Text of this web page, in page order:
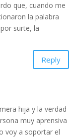
que, cuando me
la palabra
surte, la
Reply
hija y la verdad
muy aprensiva
voy a soportar el